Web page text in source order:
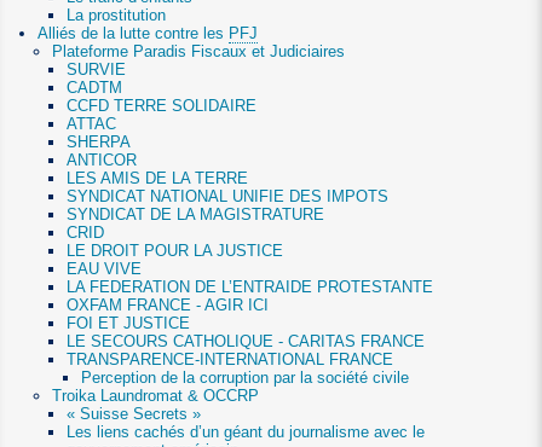
La prostitution
Alliés de la lutte contre les PFJ
Plateforme Paradis Fiscaux et Judiciaires
SURVIE
CADTM
CCFD TERRE SOLIDAIRE
ATTAC
SHERPA
ANTICOR
LES AMIS DE LA TERRE
SYNDICAT NATIONAL UNIFIE DES IMPOTS
SYNDICAT DE LA MAGISTRATURE
CRID
LE DROIT POUR LA JUSTICE
EAU VIVE
LA FEDERATION DE L’ENTRAIDE PROTESTANTE
OXFAM FRANCE - AGIR ICI
FOI ET JUSTICE
LE SECOURS CATHOLIQUE - CARITAS FRANCE
TRANSPARENCE-INTERNATIONAL FRANCE
Perception de la corruption par la société civile
Troika Laundromat & OCCRP
« Suisse Secrets »
Les liens cachés d’un géant du journalisme avec le